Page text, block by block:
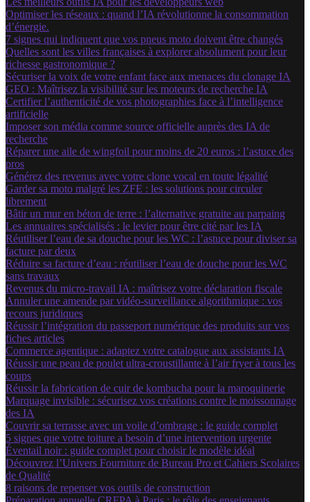
Optimiser les réseaux : quand l’IA révolutionne la consommation
d’énergie.
7 signes qui indiquent que vos pneus moto doivent être changés
Quelles sont les villes françaises à explorer absolument pour leur
richesse gastronomique ?
Sécuriser la voix de votre enfant face aux menaces du clonage IA
GEO : Maîtrisez la visibilité sur les moteurs de recherche IA
Certifier l’authenticité de vos photographies face à l’intelligence
artificielle
Imposer son média comme source officielle auprès des IA de
recherche
Réparer une aile de wingfoil pour moins de 20 euros : l’astuce des
pros
Générez des revenus avec votre clone vocal en toute légalité
Garder sa moto malgré les ZFE : les solutions pour circuler
librement
Bâtir un mur en béton de terre : l’alternative gratuite au parpaing
Les annuaires spécialisés : le levier pour être cité par les IA
Réutiliser l’eau de sa douche pour les WC : l’astuce pour diviser sa
facture par deux
Réduire sa facture d’eau : réutiliser l’eau de douche pour les WC
sans travaux
Revenus du micro-travail IA : maîtrisez votre déclaration fiscale
Annuler une amende par vidéo-surveillance algorithmique : vos
recours juridiques
Réussir l’intégration du passeport numérique des produits sur vos
fiches articles
Commerce agentique : adaptez votre catalogue aux assistants IA
Réussir une peau de poulet ultra-croustillante à l’air fryer à tous les
coups
Réussir la fabrication de cuir de kombucha pour la maroquinerie
Marquage invisible : sécurisez vos créations contre le moissonnage
des IA
Couvrir sa terrasse avec un voile d’ombrage : le guide complet
5 signes que votre toiture a besoin d’une intervention urgente
Éventail noir : guide complet pour choisir le modèle idéal
Découvrez l’Univers Fourniture de Bureau Pro et Cahiers Scolaires
de Qualité
8 raisons de repenser vos outils de construction